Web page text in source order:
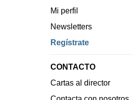
Mi perfil
Newsletters
Regístrate
CONTACTO
Cartas al director